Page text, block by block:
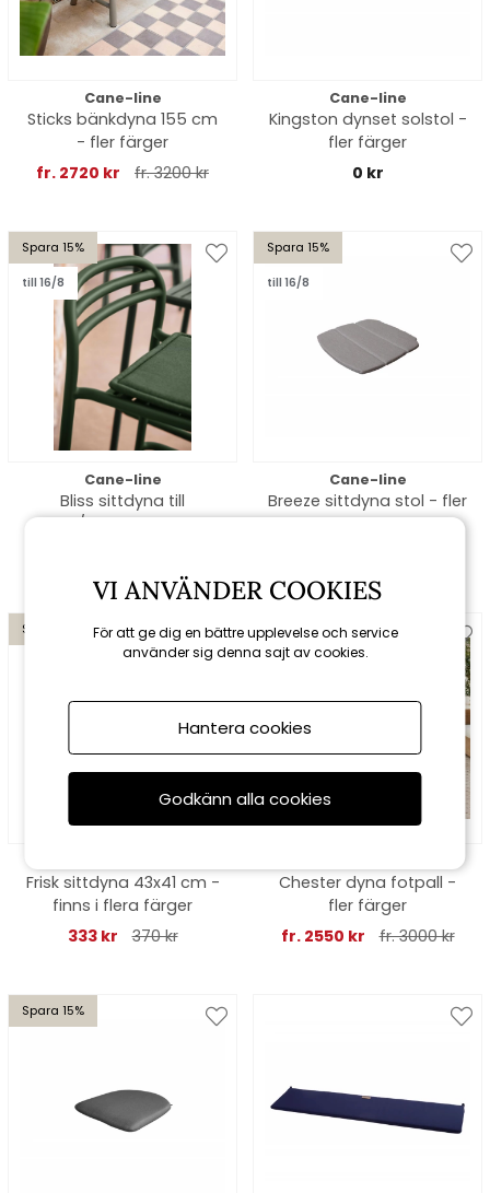
Cane-line
Sticks bänkdyna 155 cm
- fler färger
fr. 2720 kr
fr. 3200 kr
Cane-line
Kingston dynset solstol -
fler färger
0 kr
Spara 15%
till 16/8
Cane-line
Bliss sittdyna till
stol/karmstol - fler
Spara 15%
till 16/8
Cane-line
Breeze sittdyna stol - fler
färger
Spara 10%
Frisk sittdyna 43x41 cm -
finns i flera färger
333 kr
370 kr
Spara 15%
till 16/8
Chester dyna fotpall -
fler färger
fr. 2550 kr
fr. 3000 kr
Spara 15%
VI ANVÄNDER COOKIES
För att ge dig en bättre upplevelse och service
använder sig denna sajt av cookies.
Hantera cookies
Godkänn alla cookies